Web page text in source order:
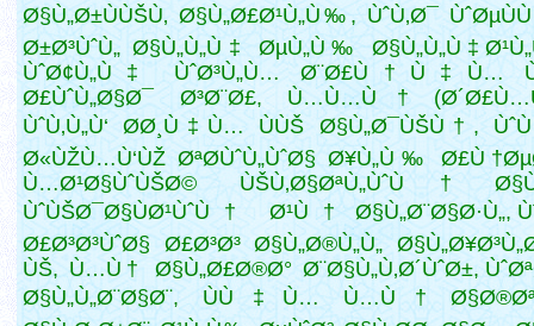
Ø§Ù„Ø±ÙÙŠÙ‚ Ø§Ù„Ø£Ø¹Ù„Ù‰, ÙˆÙ‚Ø¯
Ø±Ø³ÙˆÙ„ Ø§Ù„Ù„Ù‡ ØµÙ„Ù‰ Ø§Ù„Ù„Ù‡
ÙˆØ¢Ù„Ù‡ ÙˆØ³Ù„Ù… Ø¨Ø£Ù†Ù‡Ù…
Ø£ÙˆÙ„Ø§Ø¯ Ø³Ø¨Ø£, Ù…Ù…Ù†
ÙˆÙ‚Ù„Ù‘ Ø­Ø¸Ù‡Ù… ÙÙŠ Ø§Ù„Ø¯ÙŠÙ†,
Ø«ÙŽÙ…Ù‘ÙŽ ØªØ­ÙˆÙ„ÙˆØ§ Ø¥Ù„Ù‰
Ù…Ø¹Ø§ÙˆÙŠØ© ÙŠÙ‚Ø§ØªÙ„ÙˆÙ†
ÙˆÙŠØ¯Ø§ÙØ¹ÙˆÙ† Ø¹Ù† Ø§Ù„Ø¨Ø§Ø·Ù„,
Ø£Ø³Ø³ÙˆØ§ Ø£Ø³Ø³ Ø§Ù„Ø®Ù„Ù„
ÙŠ, Ù…Ù† Ø§Ù„Ø£Ø®Ø° Ø¨Ø§Ù„Ù‚Ø´ÙˆØ±,
Ø§Ù„Ù„Ø¨Ø§Ø¨, ÙÙ‡Ù… Ù…Ù†